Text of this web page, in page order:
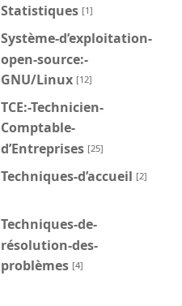
Statistiques [1]
Système-d’exploitation-
open-source:-
GNU/Linux [12]
TCE:-Technicien-
Comptable-
d’Entreprises [25]
Techniques-d’accueil [2]
Techniques-de-
résolution-des-
problèmes [4]